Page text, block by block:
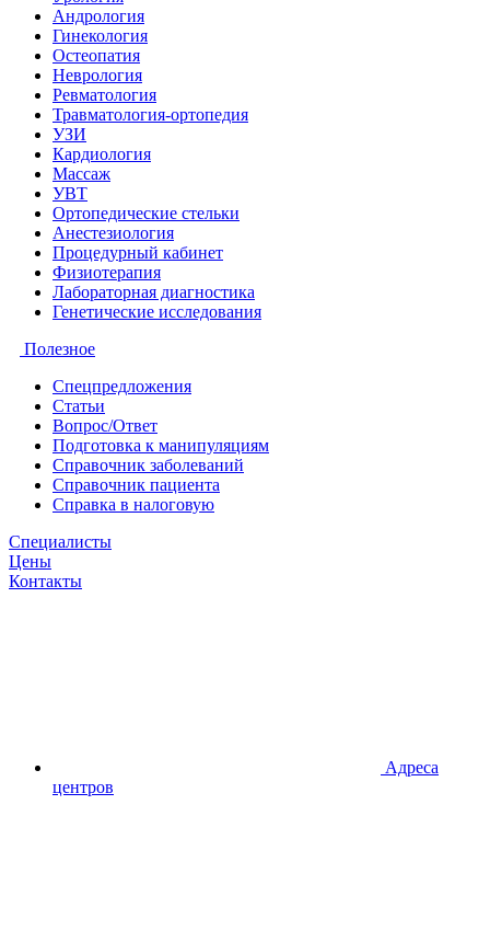
Андрология
Гинекология
Остеопатия
Неврология
Ревматология
Травматология-ортопедия
УЗИ
Кардиология
Массаж
УВТ
Ортопедические стельки
Анестезиология
Процедурный кабинет
Физиотерапия
Лабораторная диагностика
Генетические исследования
Полезное
Спецпредложения
Статьи
Вопрос/Ответ
Подготовка к манипуляциям
Справочник заболеваний
Справочник пациента
Справка в налоговую
Специалисты
Цены
Контакты
Адреса
центров